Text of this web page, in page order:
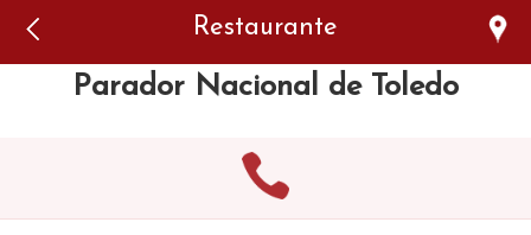
Restaurante
Parador Nacional de Toledo
authorized to show the cookie declaration for domain group
ID 546ddaab-b478-4440-aa8a-3b0205284212. Please add it to
the domain group in the Cookiebot Manager to authorize
the domain.